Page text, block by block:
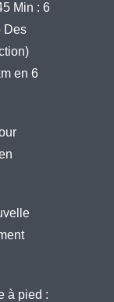
Min : 6
Des
en 6
à pied :